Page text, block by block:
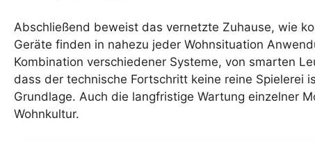
Abschließend beweist das vernetzte Zuhause, wie
Geräte finden in nahezu jeder Wohnsituation
Kombination verschiedener Systeme, von smarten
dass der technische Fortschritt keine reine Spielerei
Grundlage. Auch die langfristige Wartung einzelner
Wohnkultur.